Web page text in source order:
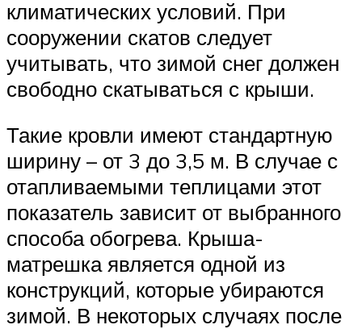
климатических условий. При
сооружении скатов следует
учитывать, что зимой снег должен
свободно скатываться с крыши.
Такие кровли имеют стандартную
ширину – от 3 до 3,5 м. В случае с
отапливаемыми теплицами этот
показатель зависит от выбранного
способа обогрева. Крыша-
матрешка является одной из
конструкций, которые убираются
зимой. В некоторых случаях после